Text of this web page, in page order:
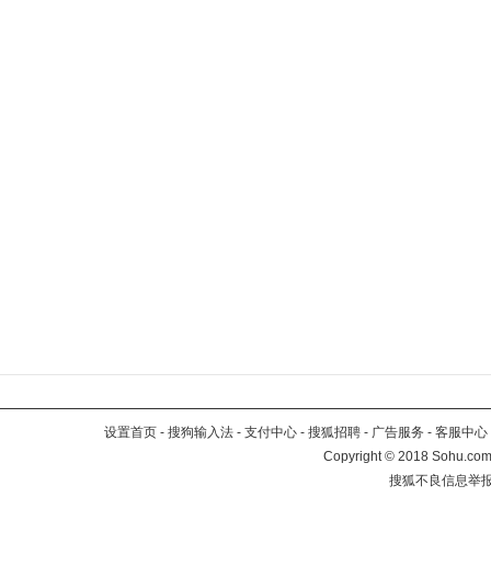
设置首页 - 搜狗输入法 - 支付中心 - 搜狐招聘 - 广告服务 - 客服中心
Copyright©2018
搜狐不良信息举